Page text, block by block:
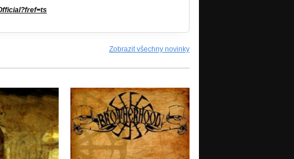
Zobrazit všechny novinky